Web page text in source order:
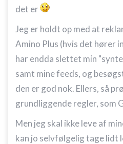
det er
Jeg er holdt op med at
Amino Plus (hvis det hører
har endda slettet min
samt mine feeds, og
den er god nok. Ellers, så
grundliggende regler, som
Men jeg skal ikke leve af
kan jo selvfølgelig tage lidt